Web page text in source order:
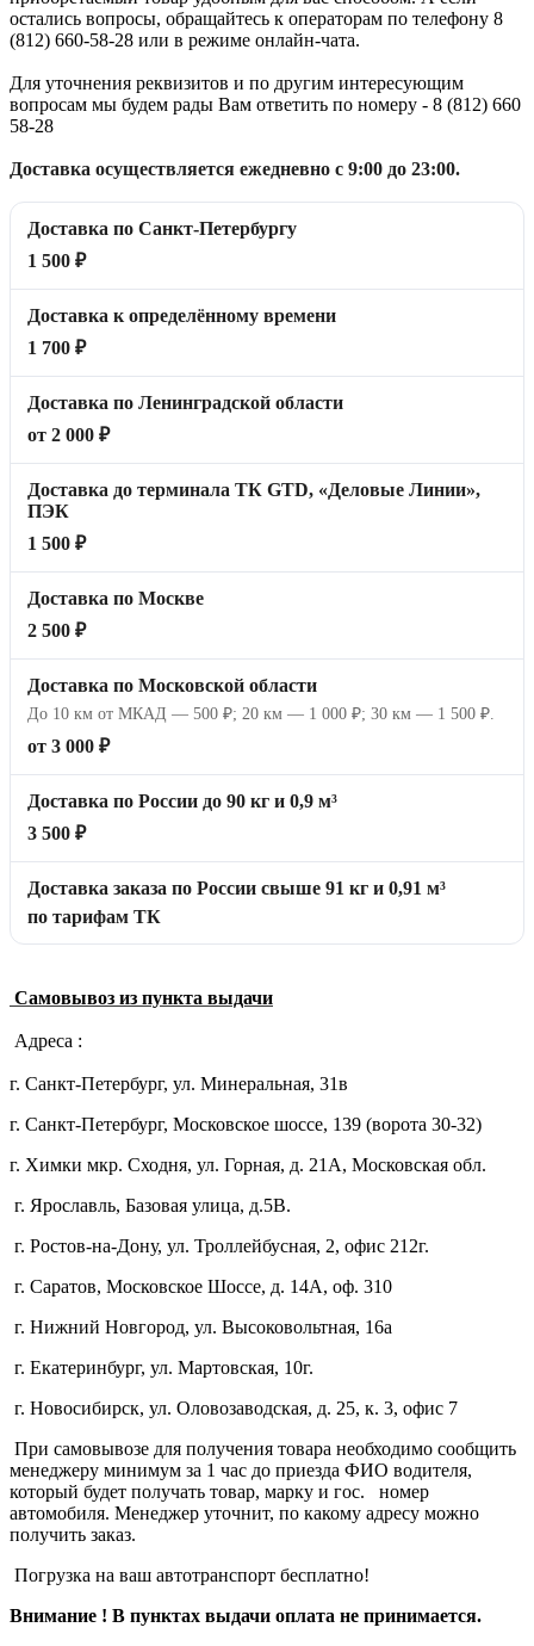
остались вопросы, обращайтесь к операторам по телефону 8
(812) 660-58-28 или в режиме онлайн-чата.
Для уточнения реквизитов и по другим интересующим
вопросам мы будем рады Вам ответить по номеру - 8 (812) 660
58-28
Доставка осуществляется ежедневно с 9:00 до 23:00.
Доставка по Санкт-Петербургу
1 500 ₽
Доставка к определённому времени
1 700 ₽
Доставка по Ленинградской области
от 2 000 ₽
Доставка до терминала ТК GTD, «Деловые Линии»,
ПЭК
1 500 ₽
Доставка по Москве
2 500 ₽
Доставка по Московской области
До 10 км от МКАД — 500 ₽; 20 км — 1 000 ₽; 30 км — 1 500 ₽.
от 3 000 ₽
Доставка по России до 90 кг и 0,9 м³
3 500 ₽
Доставка заказа по России свыше 91 кг и 0,91 м³
по тарифам ТК
Самовывоз из пункта выдачи
Адреса :
г. Санкт-Петербург, ул. Минеральная, 31в
г. Санкт-Петербург, Московское шоссе, 139 (ворота 30-32)
г. Химки мкр. Сходня, ул. Горная, д. 21А, Московская обл.
г. Ярославль, Базовая улица, д.5В.
г. Ростов-на-Дону, ул. Троллейбусная, 2, офис 212г.
г. Саратов, Московское Шоссе, д. 14А, оф. 310
г. Нижний Новгород, ул. Высоковольтная, 16а
г. Екатеринбург, ул. Мартовская, 10г.
г. Новосибирск, ул. Оловозаводская, д. 25, к. 3, офис 7
При самовывозе для получения товара необходимо сообщить
менеджеру минимум за 1 час до приезда ФИО водителя,
который будет получать товар, марку и гос. номер
автомобиля. Менеджер уточнит, по какому адресу можно
получить заказ.
Погрузка на ваш автотранспорт бесплатно!
Внимание ! В пунктах выдачи оплата не принимается.